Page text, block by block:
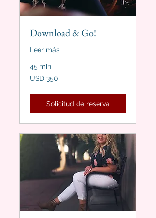
Download & Go!
Leer más
45 min
350
dólares
USD 350
Solicitud de reserva